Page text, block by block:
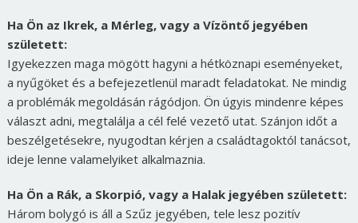
Ha Ön az Ikrek, a Mérleg, vagy a Vízöntő jegyében
született:
Igyekezzen maga mögött hagyni a hétköznapi eseményeket,
a nyűgöket és a befejezetlenül maradt feladatokat. Ne mindig
a problémák megoldásán rágódjon. Ön úgyis mindenre képes
választ adni, megtalálja a cél felé vezető utat. Szánjon időt a
beszélgetésekre, nyugodtan kérjen a családtagoktól tanácsot,
ideje lenne valamelyiket alkalmaznia.
Ha Ön a Rák, a Skorpió, vagy a Halak jegyében született:
Három bolygó is áll a Szűz jegyében, tele lesz pozitív